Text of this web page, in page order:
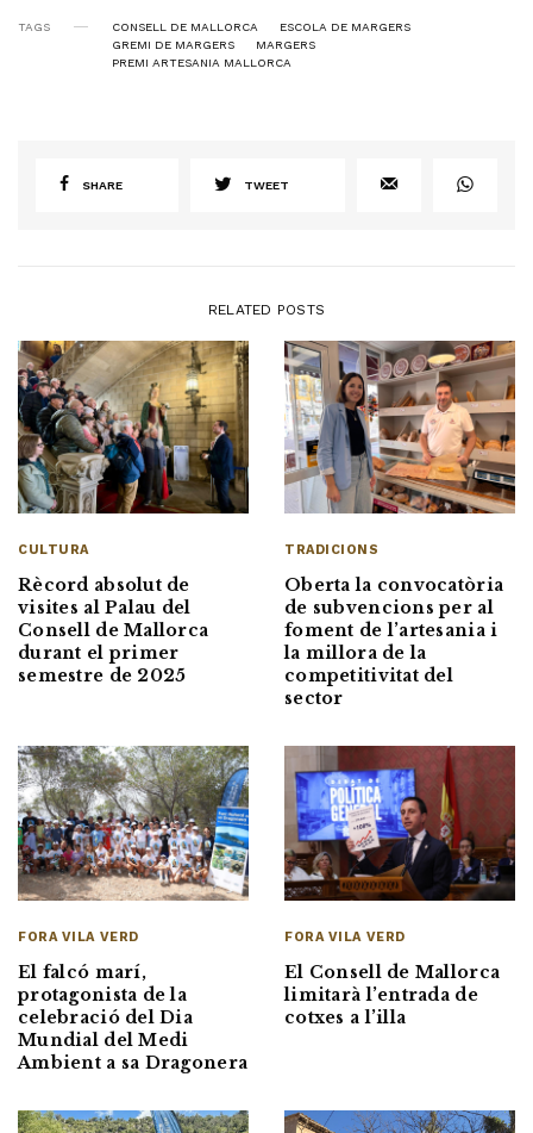
TAGS CONSELL DE MALLORCA
ESCOLA DE MARGERS
GREMI DE MARGERS
MARGERS
PREMI ARTESANIA MALLORCA
SHARE TWEET
RELATED POSTS
CULTURA
Rècord absolut de
visites al Palau del
Consell de Mallorca
durant el primer
semestre de 2025
TRADICIONS
Oberta la convocatòria
de subvencions per al
foment de l’artesania i
la millora de la
competitivitat del
sector
FORA VILA VERD
El falcó marí,
protagonista de la
celebració del Dia
Mundial del Medi
Ambient a sa Dragonera
FORA VILA VERD
El Consell de Mallorca
limitarà l’entrada de
cotxes a l’illa